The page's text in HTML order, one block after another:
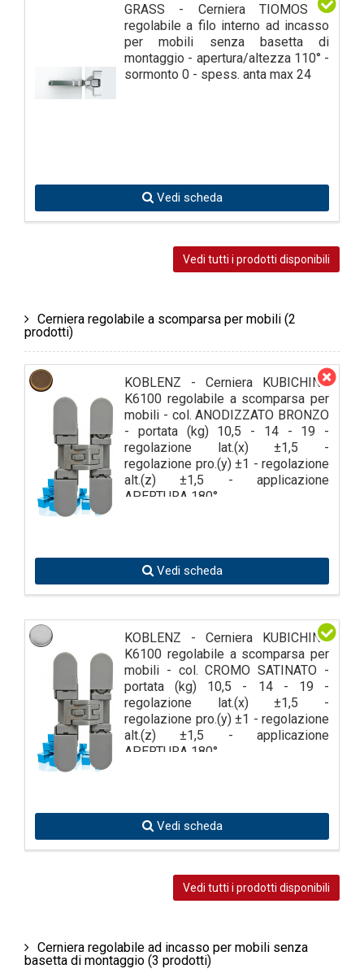
GRASS - Cerniera TIOMOS T
regolabile a filo interno ad incasso
per mobili senza basetta di
montaggio - apertura/altezza 110° -
sormonto 0 - spess. anta max 24
Vedi scheda
Vedi tutti i prodotti disponibili
Cerniera regolabile a scomparsa per mobili (2
prodotti)
KOBLENZ - Cerniera KUBICHINA
K6100 regolabile a scomparsa per
mobili - col. ANODIZZATO BRONZO
- portata (kg) 10,5 - 14 - 19 -
regolazione lat.(x) ±1,5 -
regolazione pro.(y) ±1 - regolazione
alt.(z) ±1,5 - applicazione
APERTURA 180°
Vedi scheda
KOBLENZ - Cerniera KUBICHINA
K6100 regolabile a scomparsa per
mobili - col. CROMO SATINATO -
portata (kg) 10,5 - 14 - 19 -
regolazione lat.(x) ±1,5 -
regolazione pro.(y) ±1 - regolazione
alt.(z) ±1,5 - applicazione
APERTURA 180°
Vedi scheda
Vedi tutti i prodotti disponibili
Cerniera regolabile ad incasso per mobili senza
basetta di montaggio (3 prodotti)